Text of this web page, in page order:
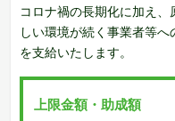
コロナ禍の長期化に加え
しい環境が続く事業者等
を支給いたします。
上限金額・助成額